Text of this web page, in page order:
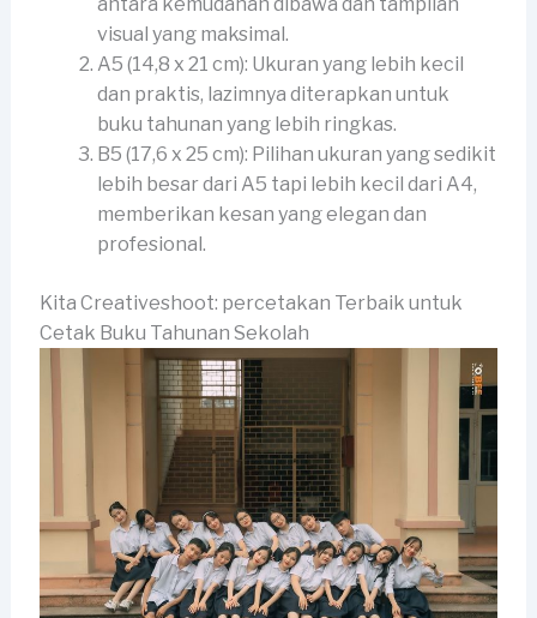
antara kemudahan dibawa dan tampilan
visual yang maksimal.
A5 (14,8 x 21 cm): Ukuran yang lebih kecil
dan praktis, lazimnya diterapkan untuk
buku tahunan yang lebih ringkas.
B5 (17,6 x 25 cm): Pilihan ukuran yang sedikit
lebih besar dari A5 tapi lebih kecil dari A4,
memberikan kesan yang elegan dan
profesional.
Kita Creativeshoot: percetakan Terbaik untuk
Cetak Buku Tahunan Sekolah